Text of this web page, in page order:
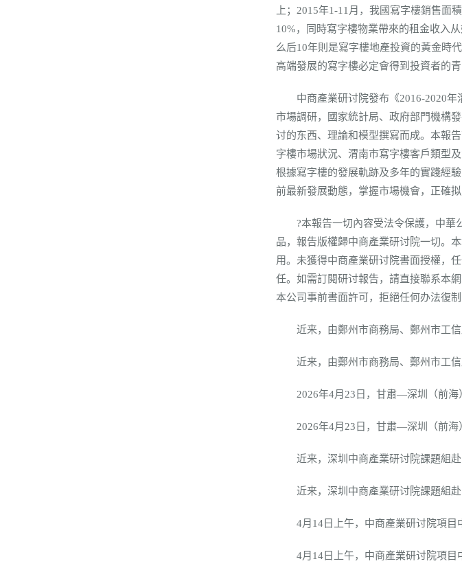
上；2015年1-11月，我國寫字樓銷售面
10%，同時寫字樓物業帶來的租金收入
么后10年則是寫字樓地產投資的黃金時
高端發展的寫字樓必定會得到投資者的
中商產業研讨院發布《2016-2020年
市場調研，國家統計局、政府部門機構
讨的东西、理論和模型撰寫而成。本報
字樓市場狀況、渭南市寫字樓客戶類型
根據寫字樓的發展軌跡及多年的實踐經
前最新發展動態，掌握市場機會，正確
?本報告一切內容受法令保護，中華公
品，報告版權歸中商產業研讨院一切。
用。未獲得中商產業研讨院書面授權，
任。如需訂閱研讨報告，請直接聯系本
本公司事前書面許可，拒絕任何办法復
近来，由鄭州市商務局、鄭州市工信
近来，由鄭州市商務局、鄭州市工信
2026年4月23日，甘肅—深圳（前海
2026年4月23日，甘肅—深圳（前海
近来，深圳中商產業研讨院課題組赴
近来，深圳中商產業研讨院課題組赴
4月14日上午，中商產業研讨院項目
4月14日上午，中商產業研讨院項目